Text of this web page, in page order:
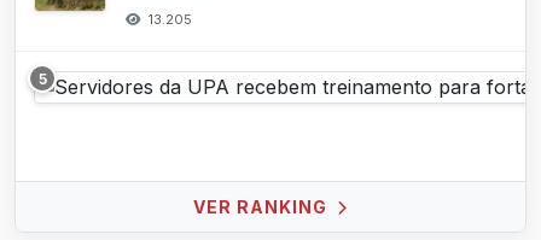
13.205
5
VER RANKING